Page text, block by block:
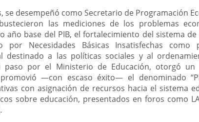
se desempeñó como Secretario de Programación
las mediciones de los problemas
año base del PIB, el fortalecimiento del sistema de
por Necesidades Básicas Insatisfechas
destinado a las políticas sociales y al
paso por el Ministerio de Educación, otorgó
—con escaso éxito— el denominado
con asignación de recursos hacia el sistema
sobre educación, presentados en foros como